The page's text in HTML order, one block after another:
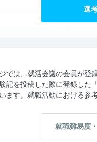
選
では、就活会議の会員が登
記を投稿した際に登録した
ます。就職活動における参
就職難易度